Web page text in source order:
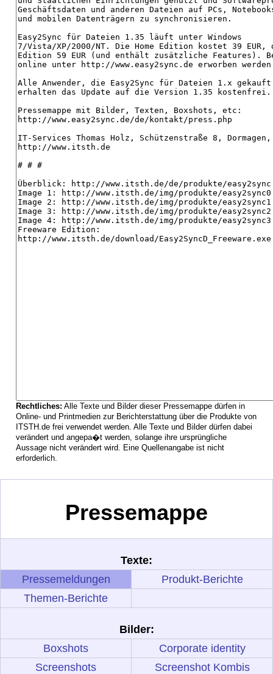
Rechtliches: Alle Texte und Bilder dieser Pressemappe dürfen in
Online- und Printmedien zur Berichterstattung über die Produkte von
ITSTH.de frei verwendet werden. Alle Texte und Bilder dürfen dabei
verändert und angepa�t werden, solange ihre ursprüngliche
Aussage nicht verändert wird. Eine Quellenangabe ist nicht
erforderlich.
Pressemappe
Texte:
Pressemeldungen
Produkt-Berichte
Themen-Berichte
Bilder:
Boxshots
Corporate identity
Screenshots
Screenshot Kombis